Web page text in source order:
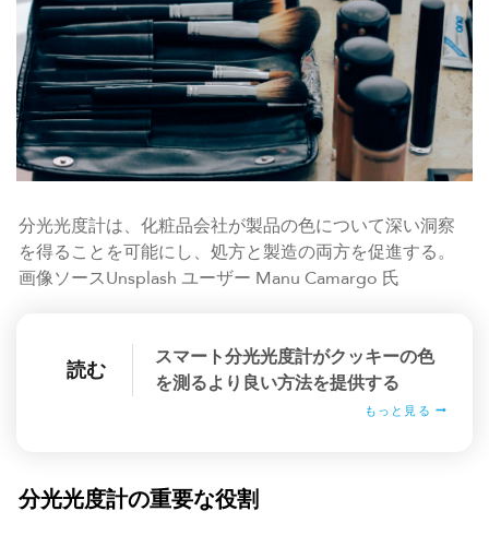
分光光度計は、化粧品会社が製品の色について深い洞察
を得ることを可能にし、処方と製造の両方を促進する。
画像ソースUnsplash ユーザー Manu Camargo 氏
読む
スマート分光光度計がクッキーの色
を測るより良い方法を提供する
もっと見る
分光光度計の重要な役割